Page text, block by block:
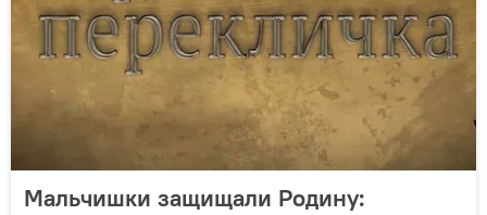
Мальчишки защищали Родину: